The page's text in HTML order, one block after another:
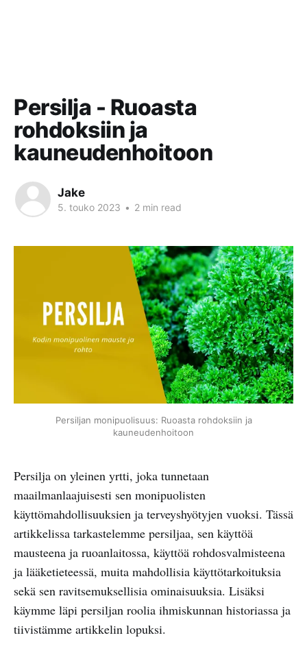
Persilja - Ruoasta
rohdoksiin ja
kauneudenhoitoon
Jake
5. touko 2023 • 2 min read
Persiljan monipuolisuus: Ruoasta rohdoksiin ja
kauneudenhoitoon
Persilja on yleinen yrtti, joka tunnetaan
maailmanlaajuisesti sen monipuolisten
käyttömahdollisuuksien ja terveyshyötyjen vuoksi. Tässä
artikkelissa tarkastelemme persiljaa, sen käyttöä
mausteena ja ruoanlaitossa, käyttöä rohdosvalmisteena
ja lääketieteessä, muita mahdollisia käyttötarkoituksia
sekä sen ravitsemuksellisia ominaisuuksia. Lisäksi
käymme läpi persiljan roolia ihmiskunnan historiassa ja
tiivistämme artikkelin lopuksi.